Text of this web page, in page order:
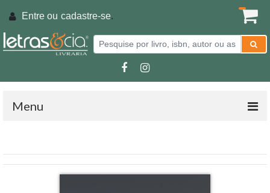
Entre ou cadastre-se.
Menu